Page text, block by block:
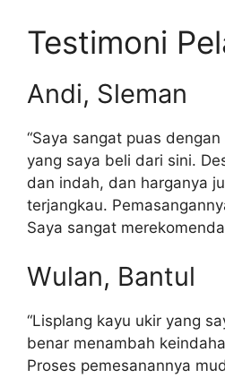
Testimoni
Andi, Sleman
“Saya sangat puas
yang saya beli dari sini.
dan indah, dan harganya
terjangkau.
Saya sangat
Wulan, Bantul
“Lisplang kayu ukir yang
benar menambah
Proses pemesanannya